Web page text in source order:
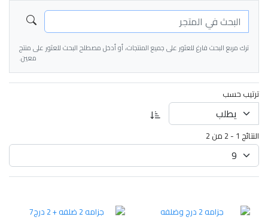
ترك مربع البحث فارغ للعثور على جميع المنتجات، أو أدخل مصطلح البحث للعثور على منتج
معين.
ترتيب حسب
النتائج 1 - 2 من 2